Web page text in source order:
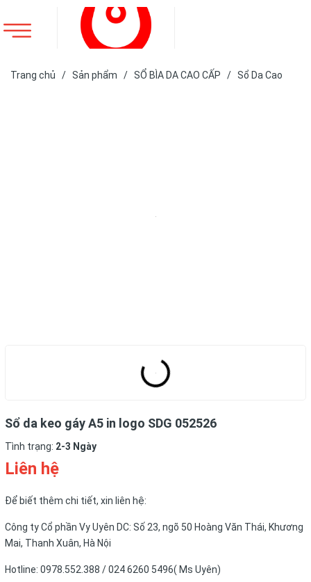
Trang chủ / Sản phẩm / SỔ BÌA DA CAO CẤP / Sổ Da Cao
Sổ da keo gáy A5 in logo SDG 052526
Tình trạng: 2-3 Ngày
Liên hệ
Để biết thêm chi tiết, xin liên hệ:
Công ty Cổ phần Vy Uyên DC: Số 23, ngõ 50 Hoàng Văn Thái, Khương
Mai, Thanh Xuân, Hà Nội
Hotline: 0978.552.388 / 024 6260 5496( Ms Uyên)